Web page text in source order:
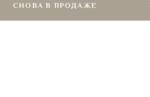
СНОВА В ПРОДАЖЕ